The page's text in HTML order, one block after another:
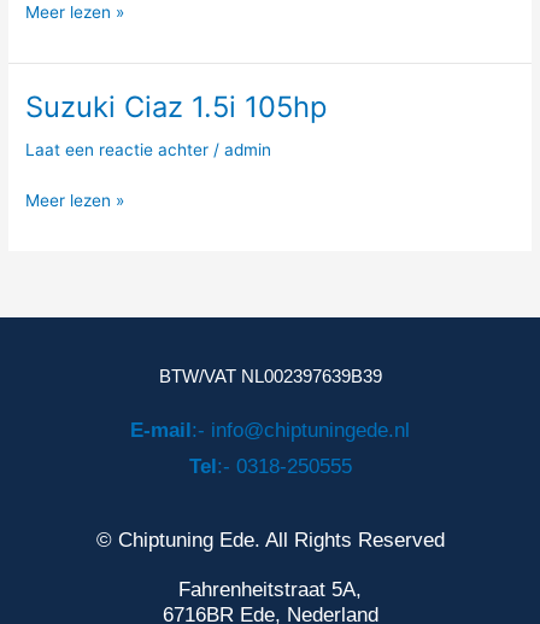
Meer lezen »
Suzuki Ciaz 1.5i 105hp
Laat een reactie achter /admin
Suzuki
1.5i
Meer lezen »
BTW/VAT NL002397639B39
E-mail:- info@chiptuningede.nl
Tel:- 0318-250555
© Chiptuning Ede. All Rights Reserved
Fahrenheitstraat 5A,
6716BR Ede, Nederland